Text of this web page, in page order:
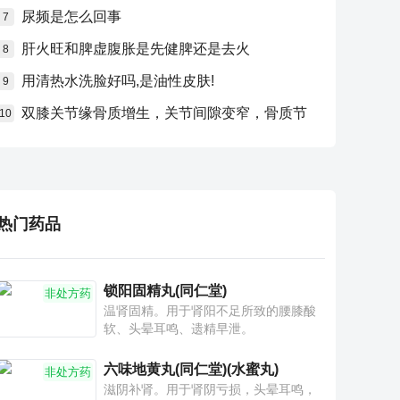
7 尿频是怎么回事
8 肝火旺和脾虚腹胀是先健脾还是去火
9 用清热水洗脸好吗,是油性皮肤!
10 双膝关节缘骨质增生，关节间隙变窄，骨质节
门药品
非处方药 锁阳固精丸(同仁堂)
温肾固精。用于肾阳不足所致的腰膝酸
软、头晕耳鸣、遗精早泄。
非处方药 六味地黄丸(同仁堂)(水蜜丸)
滋阴补肾。用于肾阴亏损，头晕耳鸣，